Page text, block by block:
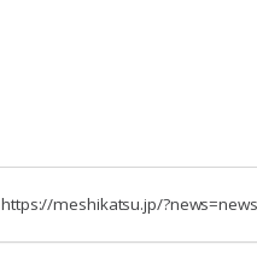
https://meshikatsu.jp/